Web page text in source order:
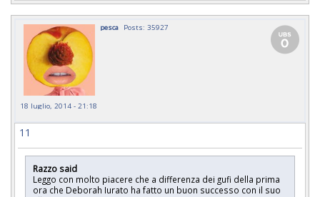
pesca Posts: 35927
18 luglio, 2014 - 21:18
11
Razzo said
Leggo con molto piacere che a differenza dei gufi della prima
ora che Deborah Iurato ha fatto un buon successo con il suo